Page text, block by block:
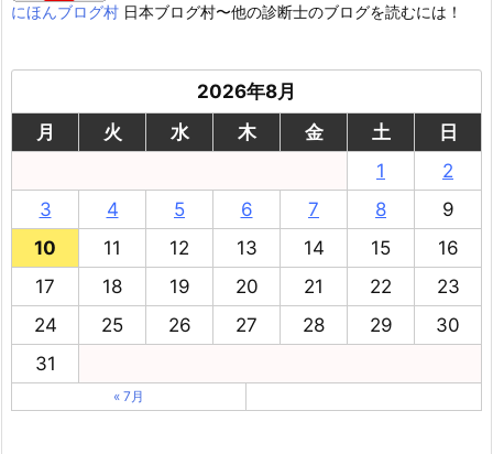
にほんブログ村 日本ブログ村〜他の診断士のブログを読むには！
2026年8月
月
火 水 木 金 土
日
1
2
3
4 5 6 7 8
9
10
11 12 13 14 15
16
17
18 19 20 21 22
23
24
25 26 27 28 29
30
31
« 7月